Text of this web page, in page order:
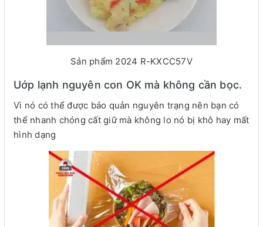
Sản phẩm 2024 R-KXCC57V
Uớp lạnh nguyên con OK mà không cần bọc.
Vì nó có thể được bảo quản nguyên trạng nên bạn có
thể nhanh chóng cất giữ mà không lo nó bị khô hay mất
hình dạng